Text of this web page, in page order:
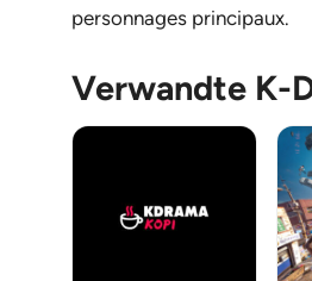
personnages principaux.
Verwandte K-